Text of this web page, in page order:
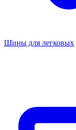
Шины для легковых